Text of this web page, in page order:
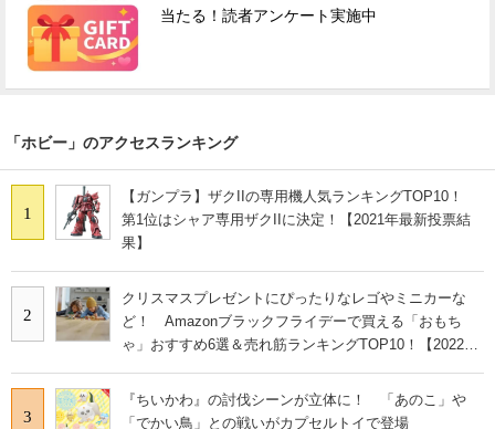
当たる！読者アンケート実施中
「ホビー」のアクセスランキング
1
【ガンプラ】ザクIIの専用機人気ランキングTOP10！
第1位はシャア専用ザクIIに決定！【2021年最新投票結
果】
2
クリスマスプレゼントにぴったりなレゴやミニカーな
ど！ Amazonブラックフライデーで買える「おもち
ゃ」おすすめ6選＆売れ筋ランキングTOP10！【2022年
3
『ちいかわ』の討伐シーンが立体に！ 「あのこ」や
「でかい鳥」との戦いがカプセルトイで登場